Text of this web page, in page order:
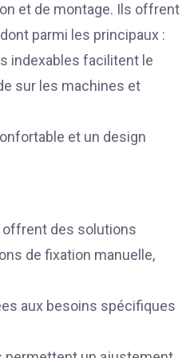
et de montage. Ils offrent
parmi les principaux :
indexables facilitent le
sur les machines et
et un design
des solutions
de fixation manuelle,
aux besoins spécifiques